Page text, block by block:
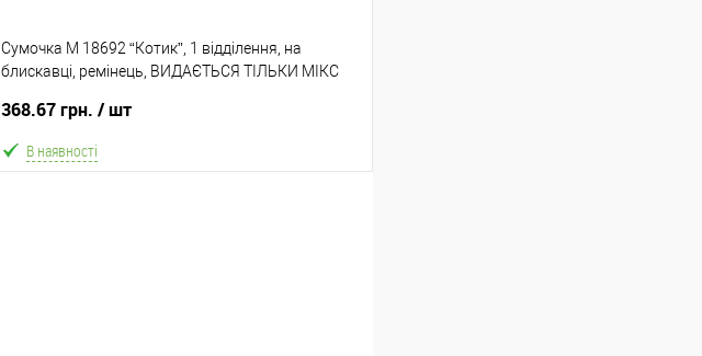
Відправка тільки Новою поштою протягом 2-5 днів
після передоплати 500 грн (упаковку оплачує
кольором або малюнком (див. фото), колір та
Сумочка M 18692 “Котик”, 1 відділення, на
блискавці, ремінець, ВИДАЄТЬСЯ ТІЛЬКИ МІКС
368.67 грн. / шт
В наявності